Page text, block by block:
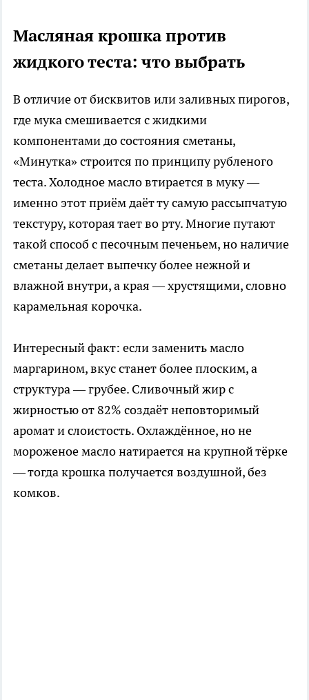
Масляная крошка против
жидкого теста: что выбрать
В отличие от бисквитов или заливных пирогов,
где мука смешивается с жидкими
компонентами до состояния сметаны,
«Минутка» строится по принципу рубленого
теста. Холодное масло втирается в муку —
именно этот приём даёт ту самую рассыпчатую
текстуру, которая тает во рту. Многие путают
такой способ с песочным печеньем, но наличие
сметаны делает выпечку более нежной и
влажной внутри, а края — хрустящими, словно
карамельная корочка.
Интересный факт: если заменить масло
маргарином, вкус станет более плоским, а
структура — грубее. Сливочный жир с
жирностью от 82% создаёт неповторимый
аромат и слоистость. Охлаждённое, но не
мороженое масло натирается на крупной тёрке
— тогда крошка получается воздушной, без
комков.